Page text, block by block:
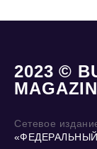
2023 ©
Сетевое